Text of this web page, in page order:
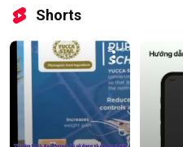
Shorts